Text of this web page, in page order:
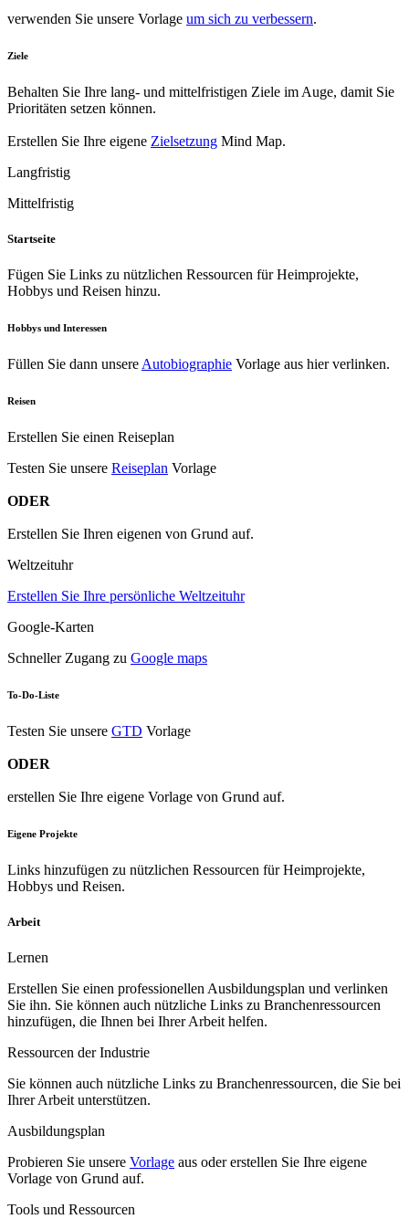
verwenden Sie unsere Vorlage um sich zu verbessern.
Ziele
Behalten Sie Ihre lang- und mittelfristigen Ziele im Auge, damit Sie
Prioritäten setzen können.
Erstellen Sie Ihre eigene Zielsetzung Mind Map.
Langfristig
Mittelfristig
Startseite
Fügen Sie Links zu nützlichen Ressourcen für Heimprojekte,
Hobbys und Reisen hinzu.
Hobbys und Interessen
Füllen Sie dann unsere Autobiographie Vorlage aus hier verlinken.
Reisen
Erstellen Sie einen Reiseplan
Testen Sie unsere Reiseplan Vorlage
ODER
Erstellen Sie Ihren eigenen von Grund auf.
Weltzeituhr
Erstellen Sie Ihre persönliche Weltzeituhr
Google-Karten
Schneller Zugang zu Google maps
To-Do-Liste
Testen Sie unsere GTD Vorlage
ODER
erstellen Sie Ihre eigene Vorlage von Grund auf.
Eigene Projekte
Links hinzufügen zu nützlichen Ressourcen für Heimprojekte,
Hobbys und Reisen.
Arbeit
Lernen
Erstellen Sie einen professionellen Ausbildungsplan und verlinken
Sie ihn. Sie können auch nützliche Links zu Branchenressourcen
hinzufügen, die Ihnen bei Ihrer Arbeit helfen.
Ressourcen der Industrie
Sie können auch nützliche Links zu Branchenressourcen, die Sie bei
Ihrer Arbeit unterstützen.
Ausbildungsplan
Probieren Sie unsere Vorlage aus oder erstellen Sie Ihre eigene
Vorlage von Grund auf.
Tools und Ressourcen